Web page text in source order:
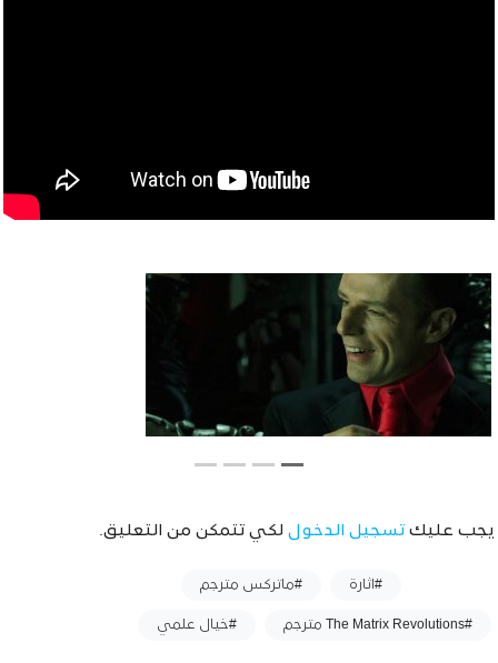
يجب عليك تسجيل الدخول لكي تتمكن من التعليق.
#اثارة #ماتركس مترجم
#The Matrix Revolutions مترجم #خيال علمي